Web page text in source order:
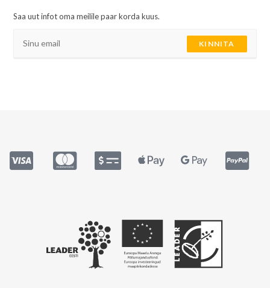
Saa uut infot oma meilile paar korda kuus.
KINNITA